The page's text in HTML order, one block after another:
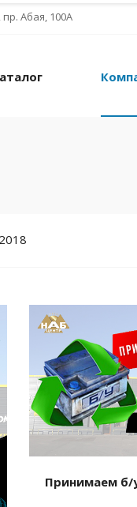
Абая, 100А
2018
Принимаем б/